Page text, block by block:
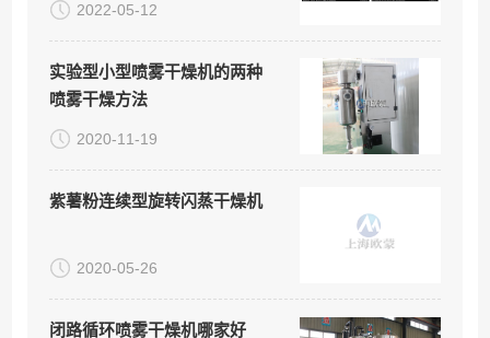
2022-05-12
实验型小型喷雾干燥机的两种
喷雾干燥方法
2020-11-19
紫薯粉连续型旋转闪蒸干燥机
2020-05-26
闭路循环喷雾干燥机哪家好